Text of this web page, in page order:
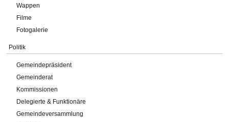
Wappen
Filme
Fotogalerie
Politik
Gemeindepräsident
Gemeinderat
Kommissionen
Delegierte & Funktionäre
Gemeindeversammlung